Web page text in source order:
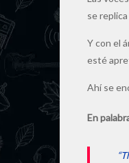
se
Y con el
esté
Ahí se
En